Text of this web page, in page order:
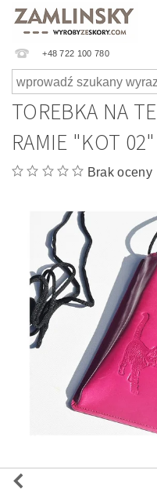
+48 722 100 780
TOREBKA NA
RAMIE "KOT
Brak oceny